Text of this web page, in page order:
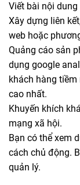
Viết bài nội dung
Xây dựng liên
web hoặc
Quảng cáo sản
dụng google
khách hàng
cao nhất.
Khuyến khích
mạng xã hội.
Bạn có thể xem
cách chủ động.
quản lý.